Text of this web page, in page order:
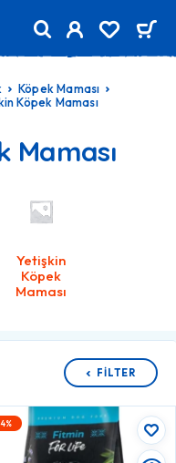
Köpek Maması
Köpek Maması
Maması
Yetişkin
Köpek
Maması
FILTER